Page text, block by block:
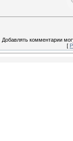
Добавлять комментарии
[